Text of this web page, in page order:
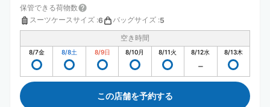
保管できる荷物数
スーツケースサイズ :6 バッグサイズ :5
空き時間
8/7金 8/8土 8/9日 8/10月 8/11火 8/12水 8/13木
この店舗を予約する